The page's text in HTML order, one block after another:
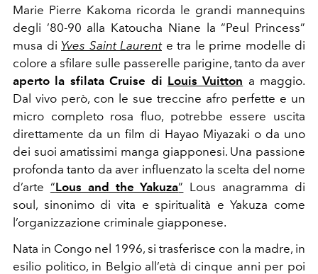
Marie Pierre Kakoma ricorda le grandi mannequins
degli ’80-90 alla Katoucha Niane la “Peul Princess”
musa di Yves Saint Laurente tra le prime modelle di
colore a sfilare sulle passerelle parigine, tanto da aver
aperto la sfilata Cruise di Louis Vuitton a maggio.
Dal vivo però, con le sue treccine afro perfette e un
micro completo rosa fluo, potrebbe essere uscita
direttamente da un film di Hayao Miyazaki o da uno
dei suoi amatissimi manga giapponesi. Una passione
profonda tanto da aver influenzato la scelta del nome
d’arte “Lous and the Yakuza” Lous anagramma di
soul, sinonimo di vita e spiritualità e Yakuza come
l’organizzazione criminale giapponese.
Nata in Congo nel 1996, si trasferisce con la madre, in
esilio politico, in Belgio all’età di cinque anni per poi